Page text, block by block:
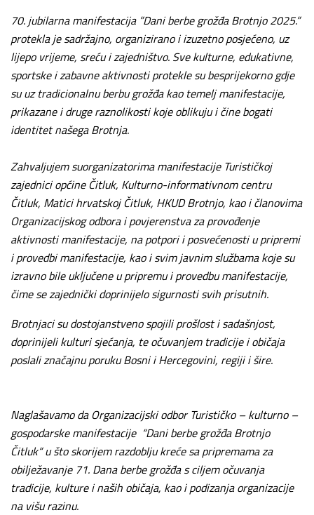
70. jubilarna manifestacija ”Dani berbe grožđa Brotnjo 2025.”
protekla je sadržajno, organizirano i izuzetno posjećeno, uz
lijepo vrijeme, sreću i zajedništvo. Sve kulturne, edukativne,
sportske i zabavne aktivnosti protekle su besprijekorno gdje
su uz tradicionalnu berbu grožđa kao temelj manifestacije,
prikazane i druge raznolikosti koje oblikuju i čine bogati
identitet našega Brotnja.
Zahvaljujem suorganizatorima manifestacije Turističkoj
zajednici općine Čitluk, Kulturno-informativnom centru
Čitluk, Matici hrvatskoj Čitluk, HKUD Brotnjo, kao i članovima
Organizacijskog odbora i povjerenstva za provođenje
aktivnosti manifestacije, na potpori i posvećenosti u pripremi
i provedbi manifestacije, kao i svim javnim službama koje su
izravno bile uključene u pripremu i provedbu manifestacije,
čime se zajednički doprinijelo sigurnosti svih prisutnih.
Brotnjaci su dostojanstveno spojili prošlost i sadašnjost,
doprinijeli kulturi sjećanja, te očuvanjem tradicije i običaja
poslali značajnu poruku Bosni i Hercegovini, regiji i šire.
Naglašavamo da Organizacijski odbor Turističko – kulturno –
gospodarske manifestacije “Dani berbe grožđa Brotnjo
Čitluk“ u što skorijem razdoblju kreće sa pripremama za
obilježavanje 71. Dana berbe grožđa s ciljem očuvanja
tradicije, kulture i naših običaja, kao i podizanja organizacije
na višu razinu.